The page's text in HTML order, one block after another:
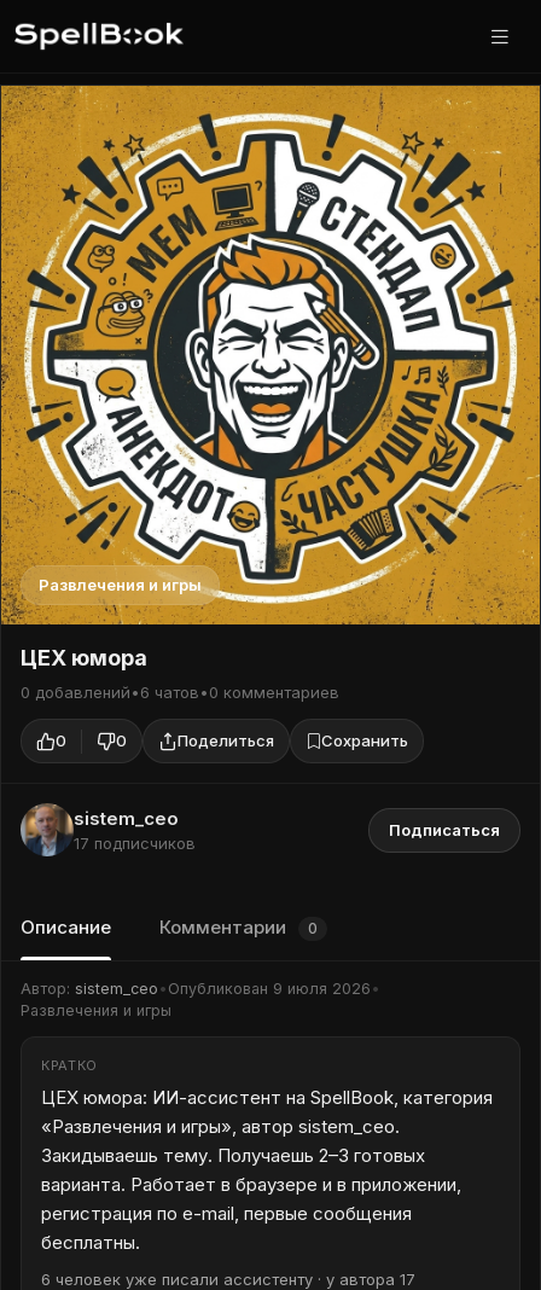
Развлечения и игры
ЦЕХ юмора
0 добавлений•6 чатов•0 комментариев
0 0 Поделиться Сохранить
sistem_ceo
17 подписчиков
Подписаться
Описание Комментарии 0
Автор: sistem_ceo • Опубликован 9 июля 2026 •
Развлечения и игры
КРАТКО
ЦЕХ юмора: ИИ-ассистент на SpellBook, категория
«Развлечения и игры», автор sistem_ceo.
Закидываешь тему. Получаешь 2–3 готовых
варианта. Работает в браузере и в приложении,
регистрация по e-mail, первые сообщения
бесплатны.
6 человек уже писали ассистенту · у автора 17